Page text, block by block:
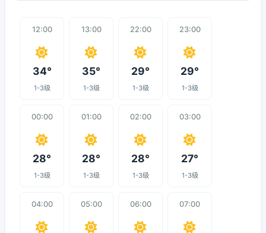
12:00
34°
1-3级
13:00
35°
1-3级
22:00
29°
1-3级
23:00
29°
1-3级
00:00
28°
1-3级
01:00
28°
1-3级
02:00
28°
1-3级
03:00
27°
1-3级
04:00 05:00 06:00 07:00